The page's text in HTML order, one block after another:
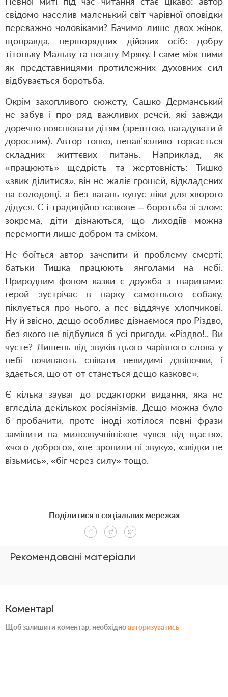
свідомо населив маленький світ чарівної оповідки
переважно чоловіками? Бачимо лише двох жінок,
щоправда, першорядних дійових осіб: добру
тітоньку Мальву та погану Мряку. І саме між ними
як представницями протилежних духовних сил
відбувається боротьба.
Окрім захопливого сюжету, Сашко Дерманський
не забув і про ряд важливих речей, які завжди
доречно пояснювати дітям (зрештою, нагадувати й
дорослим). Автор тонко, ненав’язливо торкається
складних життєвих питань. Наприклад, як
«працюють» щедрість та жертовність: Тишко
«звик ділитися», він не жаліє грошей, відкладених
на солодощі, а без вагань купує ліки для хворого
дідуся. Є і традиційно казкове – боротьба зі злом:
зокрема, діти дізнаються, що лиходіїв можна
перемогти лише добром та сміхом.
Не боїться автор зачепити й проблему смерті:
батьки Тишка працюють янголами на небі.
Природним фоном казки є дружба з тваринами:
герой зустрічає в парку самотнього собаку,
піклується про нього, а пес віддячує хлопчикові.
Ну й звісно, дещо особливе дізнаємося про Різдво,
без якого не відбулися б усі пригоди. «Різдво!.. Ви
чуєте? Лишень від звуків цього чарівного слова у
небі починають співати невидимі дзвіночки, і
здається, що от-от станеться дещо казкове».
Є кілька зауваг до редакторки видання, яка не
вгледіла декількох росіянізмів. Дещо можна було
б пробачити, проте іноді хотілося певні фрази
замінити на милозвучніші:«не чувся від щастя»,
«чого доброго», «не зронили ні звуку», «звідки не
візьмись», «біг через силу» тощо.
Рекомендовані матеріали
Поділитися в соціальних мережах
Коментарі
Щоб залишити коментар, необхідноавторизуватись